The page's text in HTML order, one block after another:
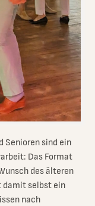
Senioren sind ein
Das Format
des älteren
damit selbst ein
nach